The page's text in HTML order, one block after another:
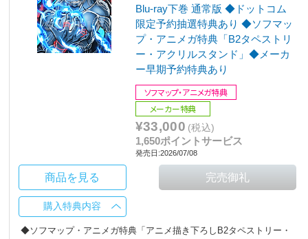
Blu-ray下巻 通常版 ◆ドットコム
限定予約抽選特典あり ◆ソフマッ
プ・アニメガ特典「B2タペストリ
ー・アクリルスタンド」◆メーカ
ー早期予約特典あり
ソフマップ・アニメガ特典
メーカー特典
¥33,000 (税込)
1,650ポイントサービス
発売日:2026/07/08
商品を見る
購入特典内容
◆ソフマップ・アニメガ特典「アニメ描き下ろしB2タペストリー・